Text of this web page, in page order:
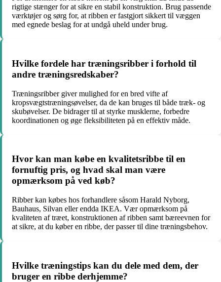
rigtige stænger for at sikre en stabil konstruktion. Brug passende
værktøjer og sørg for, at ribben er fastgjort sikkert til væggen
med egnede beslag for at undgå uheld under brug.
Hvilke fordele har træningsribber i forhold til
andre træningsredskaber?
Træningsribber giver mulighed for en bred vifte af
kropsvægtstræningsøvelser, da de kan bruges til både træk- og
skubøvelser. De bidrager til at styrke musklerne, forbedre
koordinationen og øge fleksibiliteten på en effektiv måde.
Hvor kan man købe en kvalitetsribbe til en
fornuftig pris, og hvad skal man være
opmærksom på ved køb?
Ribber kan købes hos forhandlere såsom Harald Nyborg,
Bauhaus, Silvan eller endda IKEA. Vær opmærksom på
kvaliteten af træet, konstruktionen af ribben samt bæreevnen for
at sikre, at du køber en ribbe, der passer til dine træningsbehov.
Hvilke træningstips kan du dele med dem, der
bruger en ribbe derhjemme?